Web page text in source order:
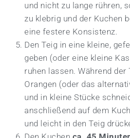
und nicht zu lange rühren,
zu klebrig und der Kuchen
eine festere Konsistenz.
Den Teig in eine kleine,
geben (oder eine kleine
ruhen lassen. Während der
Orangen (oder das
und in kleine Stücke
anschließend auf dem
und leicht in den Teig